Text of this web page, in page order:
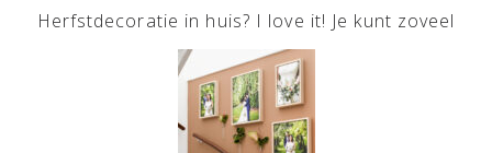
Herfstdecoratie in huis? I love it! Je kunt zoveel